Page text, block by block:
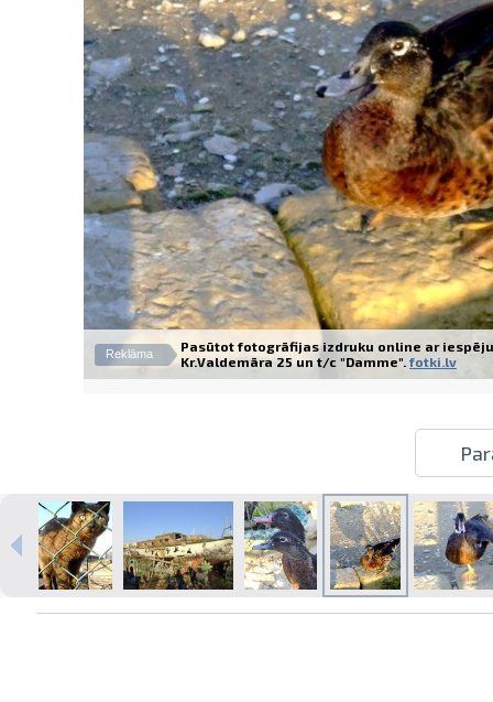
Izdrukas 1h laikā Rīgā – pasūtiet
Dažādi formāti un papīra veidi
jūsu foto
Piegāde visā Latvijā vai
saņemšana klātienē
Reklāma
Pasūtot fotogrāfijas izdruku online ar
Kr.Valdemāra 25 un t/c "Damme". fotki.lv